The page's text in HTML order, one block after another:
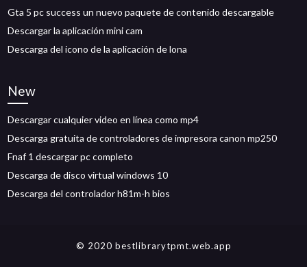
Gta 5 pc success un nuevo paquete de contenido descargable
Descargar la aplicación mini cam
Descarga del icono de la aplicación de lona
New
Descargar cualquier video en línea como mp4
Descarga gratuita de controladores de impresora canon mp250
Fnaf 1 descargar pc completo
Descarga de disco virtual windows 10
Descarga del controlador h81m-h bios
© 2020 bestlibrarytpmt.web.app